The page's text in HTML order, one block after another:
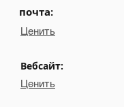
почта:
Ценить
Вебсайт:
Ценить